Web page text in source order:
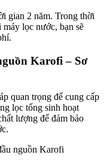
gian 2 năm. Trong thời
lọc nước, bạn sẽ
Karofi – Sơ
quan trọng để cung cấp
lọc tổng sinh hoạt
lượng để đảm bảo